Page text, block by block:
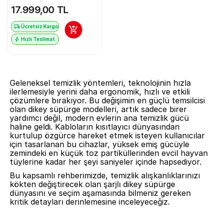
17.999,00 TL
Ücretsiz Kargo
Hızlı Teslimat
Geleneksel temizlik yöntemleri, teknolojinin hızla
ilerlemesiyle yerini daha ergonomik, hızlı ve etkili
çözümlere bırakıyor. Bu değişimin en güçlü temsilcisi
olan dikey süpürge modelleri, artık sadece birer
yardımcı değil, modern evlerin ana temizlik gücü
haline geldi. Kabloların kısıtlayıcı dünyasından
kurtulup özgürce hareket etmek isteyen kullanıcılar
için tasarlanan bu cihazlar, yüksek emiş gücüyle
zemindeki en küçük toz partiküllerinden evcil hayvan
tüylerine kadar her şeyi saniyeler içinde hapsediyor.
Bu kapsamlı rehberimizde, temizlik alışkanlıklarınızı
kökten değiştirecek olan şarjlı dikey süpürge
dünyasını ve seçim aşamasında bilmeniz gereken
kritik detayları derinlemesine inceleyeceğiz.